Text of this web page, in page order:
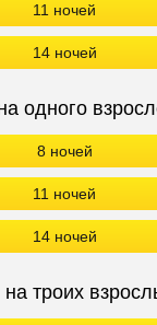
11 ночей
14 ночей
одного
8 ночей
11 ночей
14 ночей
троих